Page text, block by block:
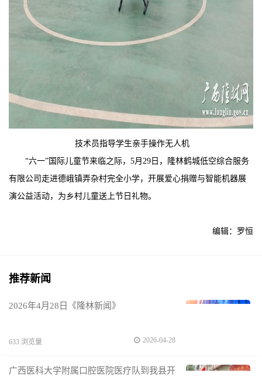
技术员指导学生亲手操作无人机
“六一”国际儿童节来临之际，5月29日，隆林鹤城低空综合服务
有限公司走进德峨镇弄杂村完全小学，开展爱心捐赠与智能机器展
演公益活动，为乡村儿童送上节日礼物。
编辑：罗恒
推荐新闻
2026年4月28日《隆林新闻》
633 浏览量 2026-04-28
广西医科大学附属口腔医院医疗队到我县开